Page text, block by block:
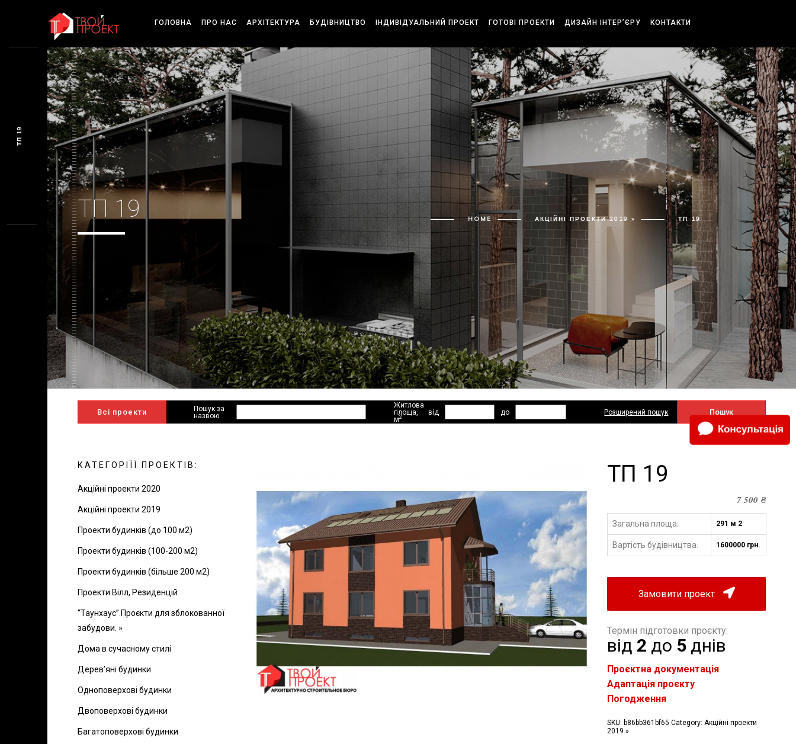
ГОЛОВНА ПРО НАС АРХІТЕКТУРА БУДІВНИЦТВО ІНДИВІДУАЛЬНИЙ ПРОЕКТ ГОТОВІ ПРОЕКТИ ДИЗАЙН ІНТЕР’ЄРУ КОНТАКТИ
ТП 19 HOME АКЦІЙНІ ПРОЕКТИ 2019 » ТП 19
Всі проекти
Пошук за
назвою
Житлова
площа,
м2:
від до Пошук
Розширений пошук
КАТЕГОРІЇЇ ПРОЕКТІВ:
Акційні проекти 2020
Акційні проекти 2019
Проекти будинків (до 100 м2)
Проекти будинків (100-200 м2)
Проекти будинків (більше 200 м2)
Проекти Вілл, Резиденцій
“Таунхаус”.Проєкти для зблокованної
забудови. »
Дома в сучасному стилі
Дерев’яні будинки
Одноповерхові будинки
Двоповерхові будинки
Багатоповерхові будинки
ТП 19
7 500₴
Загальна площа: 291 м 2
Вартість будівництва: 1600000 грн.
Замовити проект
Термін підготовки проєкту:
від 2 до 5 днів
Проєктна документація
Адаптація проєкту
Погодження
SKU: b86bb361bf65 Category: Акційні проекти
2019 »
ТП 19